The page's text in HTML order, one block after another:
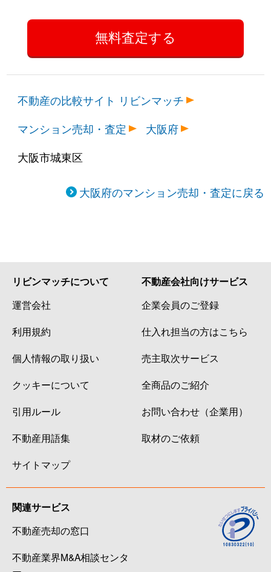
古市
3,400万円 新森古市 徒歩4分
古市
2,600万円 新森古市 徒歩4分
古市
2,200万円 新森古市 徒歩4分
古市
1,800万円 新森古市
古市
3,500万円 新森古市
古市
2,400万円
850万円 緑橋 徒歩9分
不動産の比較サイト リビンマッチ
マンション売却・査定
大阪府
大阪市城東区
大阪府のマンション売却・査定に戻る
リビンマッチについて
運営会社
利用規約
個人情報の取り扱い
クッキーについて
引用ルール
不動産用語集
サイトマップ
不動産会社向けサービス
企業会員のご登録
仕入れ担当の方はこちら
売主取次サービス
全商品のご紹介
お問い合わせ（企業用）
取材のご依頼
関連サービス
不動産売却の窓口
不動産業界M&A相談センタ